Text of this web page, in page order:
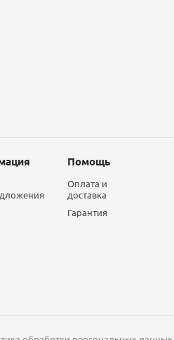
Помощь
Оплата и
доставка
Гарантия